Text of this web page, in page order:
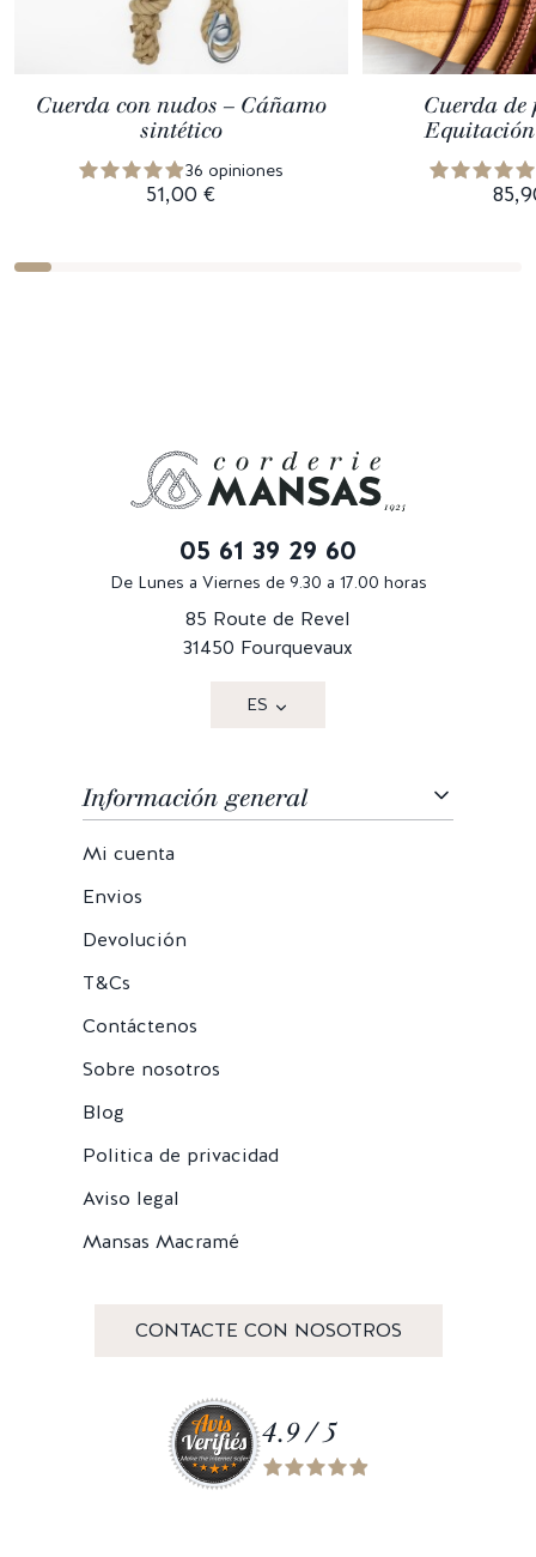
Cuerda con nudos – Cáñamo
sintético
36 opiniones
51,00 €
Cuerda de
05 61 39 29 60
De Lunes a Viernes de 9.30 a 17.00 horas
85 Route de Revel
31450 Fourquevaux
ES
Información general
Mi cuenta
Envios
Devolución
T&Cs
Contáctenos
Sobre nosotros
Blog
Politica de privacidad
Aviso legal
Mansas Macramé
CONTACTE CON NOSOTROS
4.9 / 5